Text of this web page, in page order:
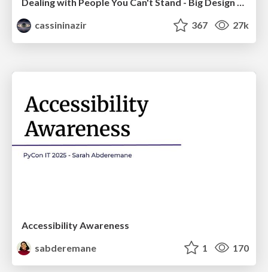
cassininazir
367 27k
Accessibility Awareness
sabderemane
1 170